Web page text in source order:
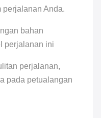
perjalanan Anda.
bahan
perjalanan ini
perjalanan,
pada petualangan